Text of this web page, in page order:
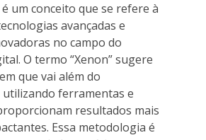
um conceito que se refere à
avançadas e
no campo do
O termo “Xenon” sugere
que vai além do
utilizando ferramentas e
resultados mais
Essa metodologia é